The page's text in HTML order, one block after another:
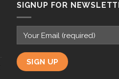
SIGNUP FOR